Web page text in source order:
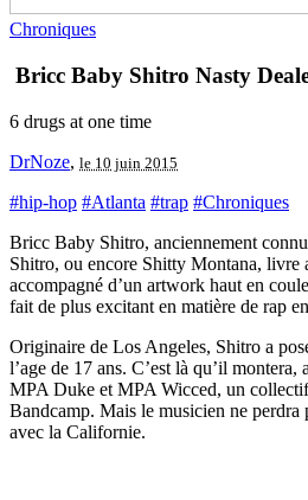
Chroniques
Bricc Baby Shitro Nasty
6 drugs at one time
DrNoze, le 10 juin 2015
#hip-hop #Atlanta #trap #Chroniques
Bricc Baby Shitro, anciennement
Shitro, ou encore Shitty Montana, livre
accompagné d’un artwork haut en
fait de plus excitant en matière de rap
Originaire de Los Angeles, Shitro a
l’age de 17 ans. C’est là qu’il
MPA Duke et MPA Wicced, un
Bandcamp. Mais le musicien ne perdra
avec la Californie.